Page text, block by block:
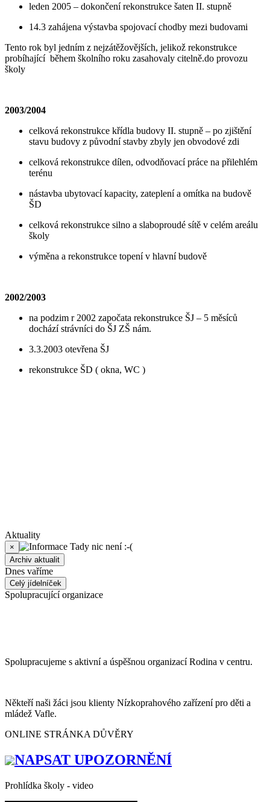
leden 2005 – dokončení rekonstrukce šaten II. stupně
14.3 zahájena výstavba spojovací chodby mezi budovami
Tento rok byl jedním z nejzátěžovějších, jelikož rekonstrukce
probíhající během školního roku zasahovaly citelně.do provozu
školy
2003/2004
celková rekonstrukce křídla budovy II. stupně – po zjištění
stavu budovy z původní stavby zbyly jen obvodové zdi
celková rekonstrukce dílen, odvodňovací práce na přilehlém
terénu
nástavba ubytovací kapacity, zateplení a omítka na budově
ŠD
celková rekonstrukce silno a slaboproudé sítě v celém areálu
školy
výměna a rekonstrukce topení v hlavní budově
2002/2003
na podzim r 2002 započata rekonstrukce ŠJ – 5 měsíců
dochází strávníci do ŠJ ZŠ nám.
3.3.2003 otevřena ŠJ
rekonstrukce ŠD ( okna, WC )
Aktuality
× Tady nic není :-(
Archiv aktualit
Dnes vaříme
Celý jídelníček
Spolupracující organizace
Spolupracujeme s aktivní a úspěšnou organizací Rodina v centru.
Někteří naši žáci jsou klienty Nízkoprahového zařízení pro děti a
mládež Vafle.
ONLINE STRÁNKA DŮVĚRY
NAPSAT UPOZORNĚNÍ
Prohlídka školy - video